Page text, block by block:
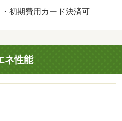
初期費用カード決済可
ネ性能